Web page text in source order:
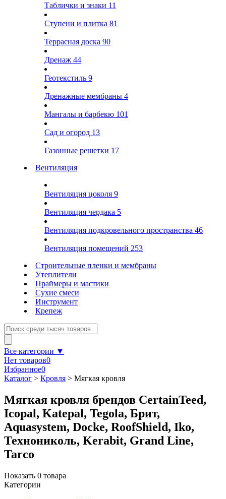
Таблички и знаки 11
Ступени и плитка 81
Террасная доска 90
Дренаж 44
Геотекстиль 9
Дренажные мембраны 4
Мангалы и барбекю 101
Сад и огород 13
Газонные решетки 17
Вентиляция
Вентиляция цоколя 9
Вентиляция чердака 5
Вентиляция подкровельного пространства 46
Вентиляция помещений 253
Строительные пленки и мембраны
Утеплители
Праймеры и мастики
Сухие смеси
Инструмент
Крепеж
Все категории ▼
Нет товаров0
Избранное0
Каталог > Кровля > Мягкая кровля
Мягкая кровля брендов CertainTeed,
Icopal, Katepal, Tegola, Брит,
Aquasystem, Docke, RoofShield, Iko,
Технониколь, Kerabit, Grand Line,
Tarco
Показать 0 товара
Категории